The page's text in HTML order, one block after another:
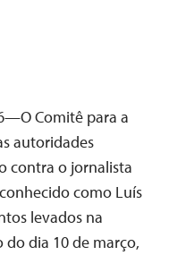
Comitê para a
autoridades
contra o jornalista
como Luís
levados na
do dia 10 de março,